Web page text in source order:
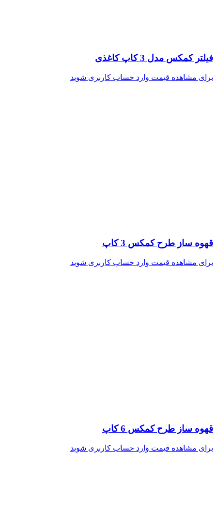
فیلتر کمکس مدل 3 کاپ کاغذی
برای مشاهده قیمت وارد حساب کاربری شوید
قهوه ساز طرح کمکس 3 کاپ
برای مشاهده قیمت وارد حساب کاربری شوید
قهوه ساز طرح کمکس 6 کاپ
برای مشاهده قیمت وارد حساب کاربری شوید